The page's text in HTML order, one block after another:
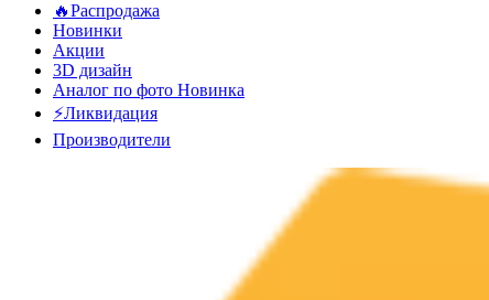
🔥Распродажа
Новинки
Акции
3D дизайн
Аналог по фото Новинка
⚡Ликвидация
Производители